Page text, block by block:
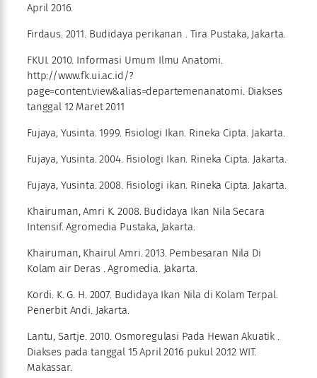
April 2016.
Firdaus. 2011. Budidaya perikanan . Tira Pustaka, Jakarta.
FKUI. 2010. Informasi Umum Ilmu Anatomi.
http://www.fk.ui.ac.id/?
page=content.view&alias=departemenanatomi. Diakses
tanggal 12 Maret 2011
Fujaya, Yusinta. 1999. Fisiologi Ikan. Rineka Cipta. Jakarta.
Fujaya, Yusinta. 2004. Fisiologi Ikan. Rineka Cipta. Jakarta.
Fujaya, Yusinta. 2008. Fisiologi ikan. Rineka Cipta. Jakarta.
Khairuman, Amri K. 2008. Budidaya Ikan Nila Secara
Intensif. Agromedia Pustaka, Jakarta.
Khairuman, Khairul Amri. 2013. Pembesaran Nila Di
Kolam air Deras . Agromedia. Jakarta.
Kordi. K. G. H. 2007. Budidaya Ikan Nila di Kolam Terpal.
Penerbit Andi. Jakarta.
Lantu, Sartje. 2010. Osmoregulasi Pada Hewan Akuatik .
Diakses pada tanggal 15 April 2016 pukul 20:12 WIT.
Makassar.